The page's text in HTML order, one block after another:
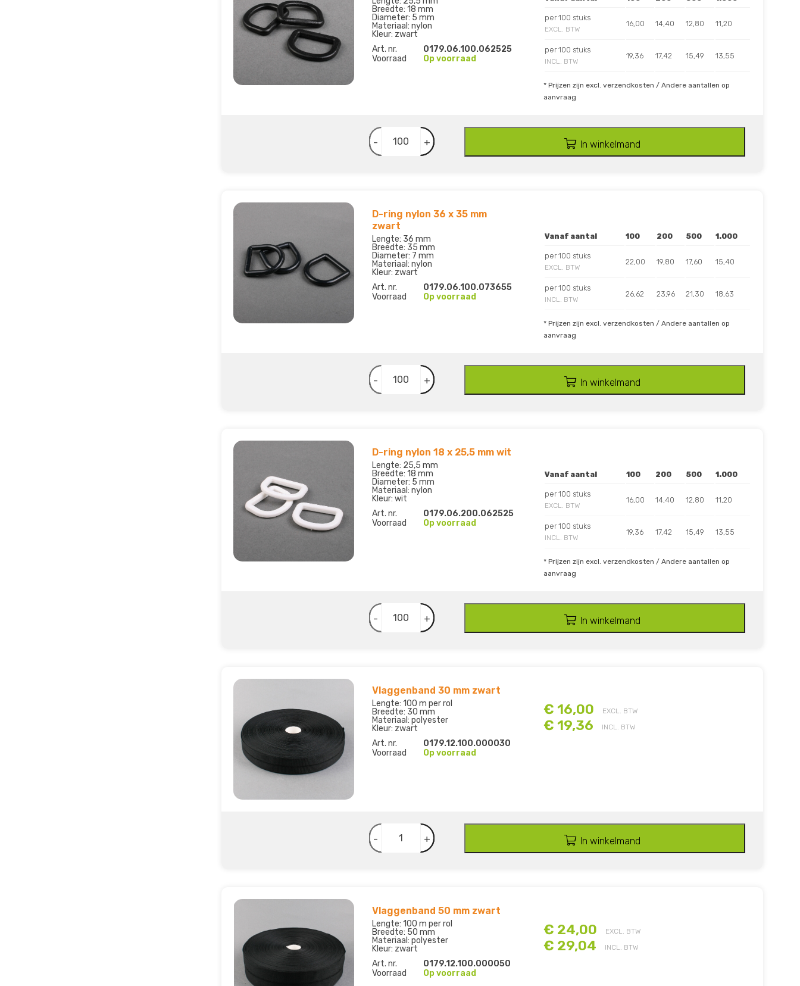
Breedte: 18 mm
Diameter: 5 mm
Materiaal: nylon
Kleur: zwart
Art. nr.
0179.06.100.062525
Voorraad
Op voorraad
per 100 stuks
EXCL. BTW
16,00 14,40 12,80 11,20
per 100 stuks
INCL. BTW
19,36 17,42 15,49 13,55
* Prijzen zijn excl. verzendkosten / Andere aantallen op
aanvraag
- + In winkelmand
D-ring nylon 36 x 35 mm
zwart
Lengte: 36 mm
Breedte: 35 mm
Diameter: 7 mm
Materiaal: nylon
Kleur: zwart
Art. nr.
0179.06.100.073655
Voorraad
Op voorraad
Vanaf aantal 100 200 500 1.000
per 100 stuks
EXCL. BTW
22,00 19,80 17,60 15,40
per 100 stuks
INCL. BTW
26,62 23,96 21,30 18,63
* Prijzen zijn excl. verzendkosten / Andere aantallen op
aanvraag
- + In winkelmand
D-ring nylon 18 x 25,5 mm wit
Lengte: 25,5 mm
Breedte: 18 mm
Diameter: 5 mm
Materiaal: nylon
Kleur: wit
Art. nr.
0179.06.200.062525
Voorraad
Op voorraad
Vanaf aantal 100 200 500 1.000
per 100 stuks
EXCL. BTW
16,00 14,40 12,80 11,20
per 100 stuks
INCL. BTW
19,36 17,42 15,49 13,55
* Prijzen zijn excl. verzendkosten / Andere aantallen op
aanvraag
- + In winkelmand
Vlaggenband 30 mm zwart
Lengte: 100 m per rol
Breedte: 30 mm
Materiaal: polyester
Kleur: zwart
Art. nr.
0179.12.100.000030
Voorraad
Op voorraad
€ 16,00 EXCL. BTW
€ 19,36 INCL. BTW
- + In winkelmand
Vlaggenband 50 mm zwart
Lengte: 100 m per rol
Breedte: 50 mm
Materiaal: polyester
Kleur: zwart
Art. nr.
0179.12.100.000050
Voorraad
Op voorraad
€ 24,00 EXCL. BTW
€ 29,04 INCL. BTW